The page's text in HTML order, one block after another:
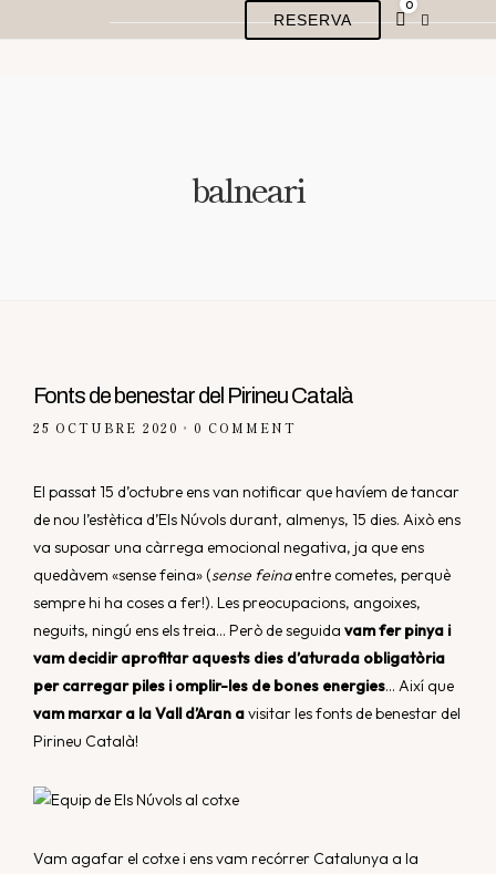
RESERVA
0
balneari
Fonts de benestar del Pirineu Català
25 OCTUBRE 2020 • 0 COMMENT
El passat 15 d’octubre ens van notificar que havíem de tancar
de nou l’estètica d’Els Núvols durant, almenys, 15 dies. Això ens
va suposar una càrrega emocional negativa, ja que ens
quedàvem «sense feina» (sense feinaentre cometes, perquè
sempre hi ha coses a fer!). Les preocupacions, angoixes,
neguits, ningú ens els treia… Però de seguida vam fer pinya i
vam decidir aprofitar aquests dies d’aturada obligatòria
per carregar piles i omplir-les de bones energies… Així que
vam marxar a la Vall d’Aran avisitar les fonts de benestar del
Pirineu Català!
Vam agafar el cotxe i ens vam recórrer Catalunya a la